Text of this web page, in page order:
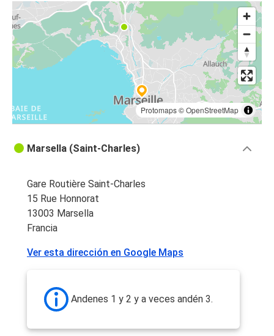
Protomaps©OpenStreetMap
Marsella (Saint-Charles)
Gare Routière Saint-Charles
15 Rue Honnorat
13003 Marsella
Francia
Ver esta dirección en Google Maps
Andenes 1 y 2 y a veces andén 3.